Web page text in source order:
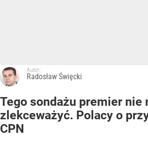
Autor:
Radosław Święcki
Tego sondażu premier nie
zlekceważyć. Polacy o
CPN